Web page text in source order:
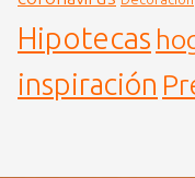
Hipotecas
inspiración